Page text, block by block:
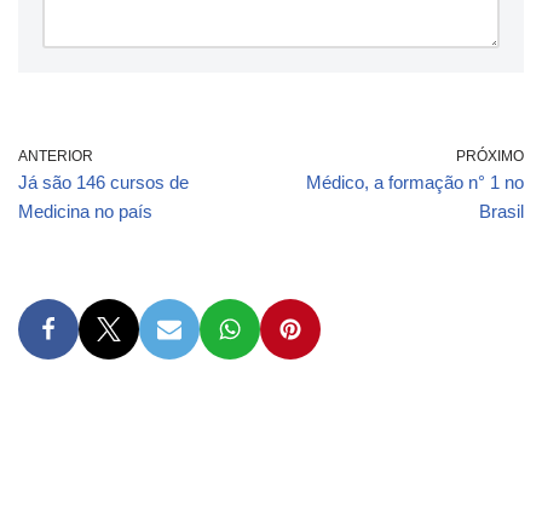
ANTERIOR
Já são 146 cursos de
Medicina no país
PRÓXIMO
Médico, a formação n° 1 no
Brasil